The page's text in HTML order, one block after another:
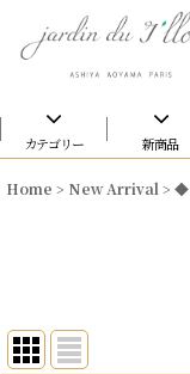
カテゴリー 新商品
Home > New Arrival > ◆